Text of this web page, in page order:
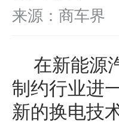
来源：商车界
在新能源
制约行业进
新的换电技